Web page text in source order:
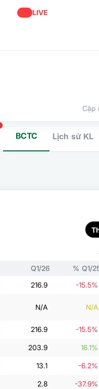
LIVE
Cập
BCTC Lịch sử KL
Q1/26 % Q1/
216.9 -15.5%
N/A N/A
216.9 -15.5%
203.9 16.1%
13.1 -6.2%
2.8 -37.9%